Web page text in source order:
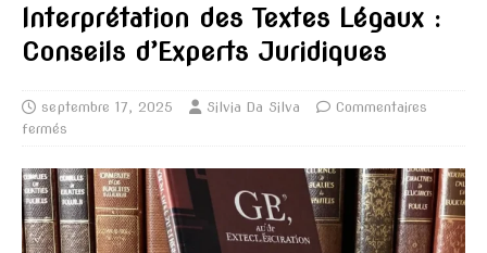
Interprétation des Textes Légaux :
Conseils d’Experts Juridiques
septembre 17, 2025 Silvia Da Silva
Commentaires
fermés